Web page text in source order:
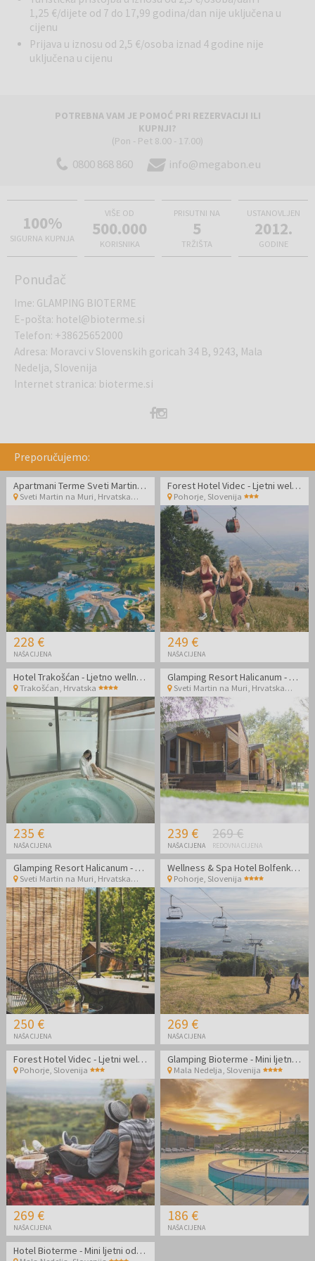
neposrednim kontaktom s prirodom i termalnim opuštanjem u
jedinstvenom ambijentu.
1,25 €/dijete od 7 do 17,99 godina/dan nije uključena u
cijenu
Prijava u iznosu od 2,5 €/osoba iznad 4 godine nije
uključena u cijenu
POTREBNA VAM JE POMOĆ PRI REZERVACIJI ILI
KUPNJI?
(Pon - Pet 8.00 - 17.00)
0800 868 860 info@megabon.eu
100%
SIGURNA KUPNJA
VIŠE OD
500.000
KORISNIKA
PRISUTNI NA
5
TRŽIŠTA
USTANOVLJEN
2012.
GODINE
Ponuđač
Ime: GLAMPING BIOTERME
E-pošta: hotel@bioterme.si
Telefon: +38625652000
Adresa: Moravci v Slovenskih goricah 34 B, 9243, Mala
Nedelja, Slovenija
Internet stranica: bioterme.si
Preporučujemo:
Apartmani Terme Sveti Martin - Zabavan ljetni obiteljski wellness odmor
Sveti Martin na Muri Hrvatska
228 €
NAŠA CIJENA
Forest Hotel Videc - Ljetni wellness odmor na Pohorju tijekom tjedna
Pohorje Slovenija
249 €
NAŠA CIJENA
Hotel Trakošćan - Ljetno wellness opuštanje udvoje
Trakošćan Hrvatska
235 €
NAŠA CIJENA
Glamping Resort Halicanum - Toplice Sveti Martin - Vikend odmor udvoje
Sveti Martin na Muri Hrvatska
239 €
NAŠA CIJENA
269 €
REDOVNA CIJENA
Glamping Resort Halicanum - Toplice Sveti Martin - Odmor tijekom tjedna uz masažu
Sveti Martin na Muri, Hrvatska
250 €
NAŠA CIJENA
Wellness & Spa Hotel Bolfenk - Ljetni wellness odmor na Pohorju tijekom tjedna
Pohorje, Slovenija
269 €
NAŠA CIJENA
Forest Hotel Videc - Ljetni wellness vikend odmor na Pohorju
Pohorje, Slovenija
269 €
NAŠA CIJENA
Glamping Bioterme - Mini ljetni glamping s polupansionom u termama
Mala Nedelja, Slovenija
186 €
NAŠA CIJENA
Hotel Bioterme - Mini ljetni odmor u jedinstvenim termama